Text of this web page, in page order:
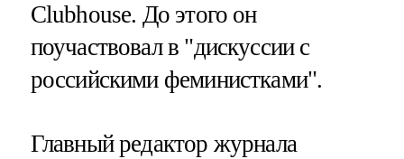
Clubhouse. До этого он
поучаствовал в "дискуссии с
российскими феминистками".
Главный редактор журнала